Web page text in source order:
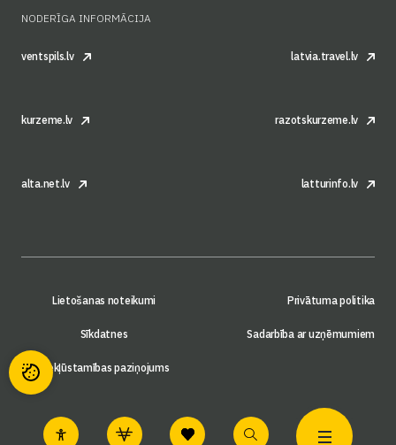
NODERĪGA INFORMĀCIJA
ventspils.lv latvia.travel.lv
kurzeme.lv razotskurzeme.lv
alta.net.lv latturinfo.lv
Lietošanas noteikumi Privātuma politika
Sīkdatnes Sadarbība ar uzņēmumiem
Piekļūstamības paziņojums